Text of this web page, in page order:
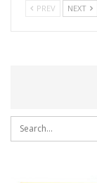
PREV NEXT